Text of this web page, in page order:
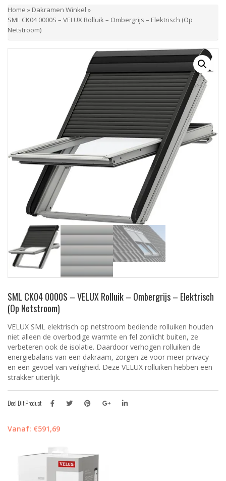
Home » Dakramen Winkel »
SML CK04 0000S – VELUX Rolluik – Ombergrijs – Elektrisch (op
Netstroom)
SML CK04 0000S – VELUX Rolluik – Ombergrijs – Elektrisch
(op Netstroom)
VELUX SML elektrisch op netstroom bediende rolluiken houden
niet alleen de overbodige warmte en fel zonlicht buiten, ze
verbeteren ook de isolatie. Daardoor verhogen rolluiken de
energiebalans van een dakraam, zorgen ze voor meer privacy
en een gevoel van veiligheid. Deze VELUX rolluiken hebben een
strakker uiterlijk.
Deel Dit Product
Vanaf: €591,69